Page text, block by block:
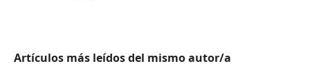
Artículos más leídos del mismo autor/a